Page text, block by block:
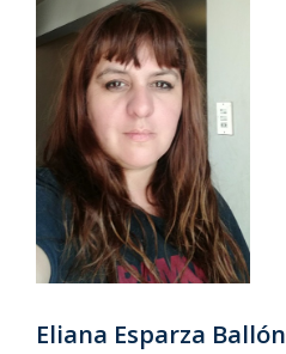
Eliana Esparza Ballón